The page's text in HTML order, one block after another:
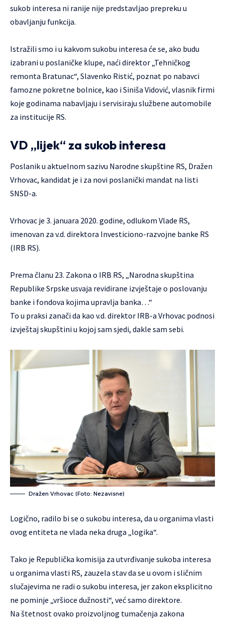
sukob interesa ni ranije nije predstavljao prepreku u
obavljanju funkcija.
Istražili smo i u kakvom sukobu interesa će se, ako budu
izabrani u poslaničke klupe, naći direktor „Tehničkog
remonta Bratunac“, Slavenko Ristić, poznat po nabavci
famozne pokretne bolnice, kao i Siniša Vidović, vlasnik firmi
koje godinama nabavljaju i servisiraju službene automobile
za institucije RS.
VD „lijek“ za sukob interesa
Poslanik u aktuelnom sazivu Narodne skupštine RS, Dražen
Vrhovac, kandidat je i za novi poslanički mandat na listi
SNSD-a.
Vrhovac je 3. januara 2020. godine, odlukom Vlade RS,
imenovan za v.d. direktora Investiciono-razvojne banke RS
(IRB RS).
Prema članu 23. Zakona o IRB RS, „Narodna skupština
Republike Srpske usvaja revidirane izvještaje o poslovanju
banke i fondova kojima upravlja banka…“
To u praksi zanači da kao v.d. direktor IRB-a Vrhovac podnosi
izvještaj skupštini u kojoj sam sjedi, dakle sam sebi.
Dražen Vrhovac (Foto: Nezavisne)
Logično, radilo bi se o sukobu interesa, da u organima vlasti
ovog entiteta ne vlada neka druga „logika“.
Tako je Republička komisija za utvrđivanje sukoba interesa
u organima vlasti RS, zauzela stav da se u ovom i sličnim
slučajevima ne radi o sukobu interesa, jer zakon eksplicitno
ne pominje „vršioce dužnosti“, već samo direktore.
Na štetnost ovako proizvoljnog tumačenja zakona